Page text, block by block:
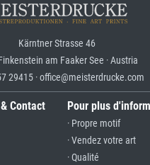
Kärntner Strasse 46
am Faaker See · Austria
29415 · office@meisterdrucke.com
Contact Pour plus
· Propre motif
· Vendez votre art
· Qualité